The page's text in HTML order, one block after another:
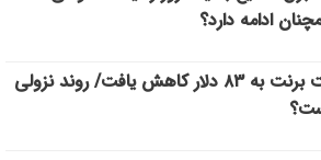
ادامه دارد؟
قیمت نفت برنت به ۸۳ دلار کاهش یافت/ روند نزولی